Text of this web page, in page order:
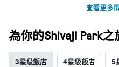
查看更多
為你的Shivaji Park
3星級飯店 4星級飯店 5